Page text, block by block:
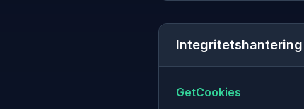
Integritetshantering
GetCookies